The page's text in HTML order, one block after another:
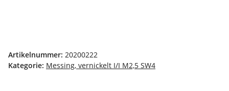
Artikelnummer: 20200222
Kategorie: Messing, vernickelt I/I M2,5 SW4